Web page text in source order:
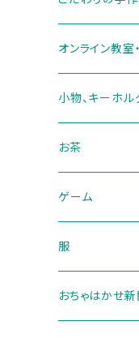
オンライン教室
小物、キーホル
お茶
ゲーム
服
おちゃはかせ